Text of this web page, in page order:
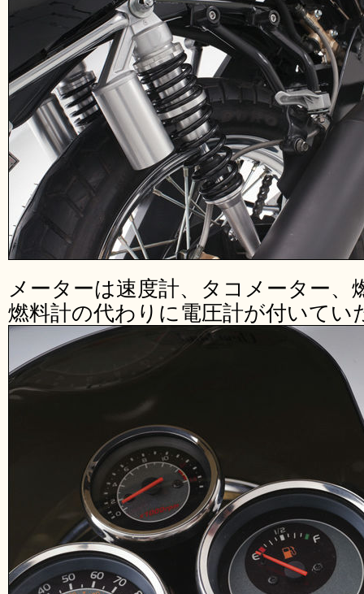
メーターは速度計、タコメーター、
燃料計の代わりに電圧計が付いてい